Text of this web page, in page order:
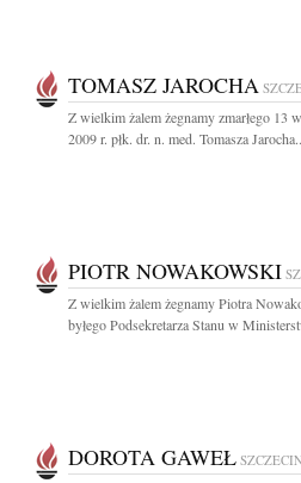
TOMASZ JAROCHA
Z wielkim żalem żegnamy zmarłego 13
2009 r. płk. dr. n. med. Tomasza
PIOTR NOWAKOWSKI
Z wielkim żalem żegnamy Piotra
byłego Podsekretarza Stanu w
DOROTA GAWEŁ